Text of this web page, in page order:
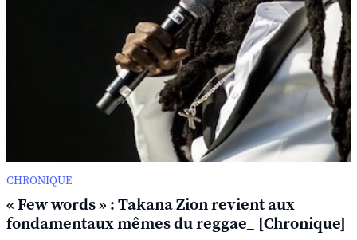
CHRONIQUE
« Few words » : Takana Zion revient aux
fondamentaux mêmes du reggae_ [Chronique]